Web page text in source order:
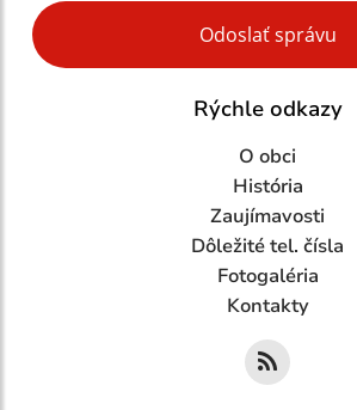
Google reCaptcha Response
Odoslať správu
Rýchle odkazy
O obci
História
Zaujímavosti
Dôležité tel. čísla
Fotogaléria
Kontakty